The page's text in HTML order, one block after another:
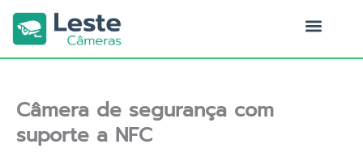
para
conteúdo
Câmera de segurança com
suporte a NFC